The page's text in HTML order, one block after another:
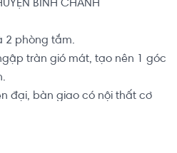
BÌNH CHÁNH
2 phòng tắm.
tràn gió mát, tạo nên 1 góc
đại, bàn giao có nội thất cơ